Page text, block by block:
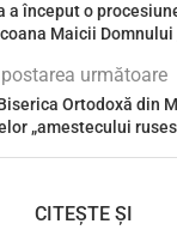
a început o
Maicii Domnului
postarea următoare
Ortodoxă din
„amestecului
CITEȘTE ȘI